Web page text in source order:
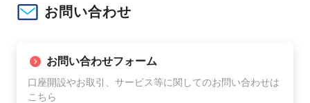
お問い合わせ
お問い合わせフォーム
口座開設やお取引、サービス等に関してのお問い合わせは
こちら